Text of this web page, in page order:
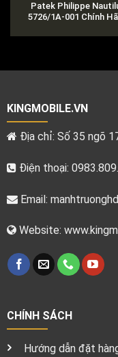
Patek Philippe
5726/1A-001 Chính
KINGMOBILE.VN
Địa chỉ: Số 35 ngõ
Điện thoại:
Email:
Website:
CHÍNH SÁCH
Hướng dẫn đặt